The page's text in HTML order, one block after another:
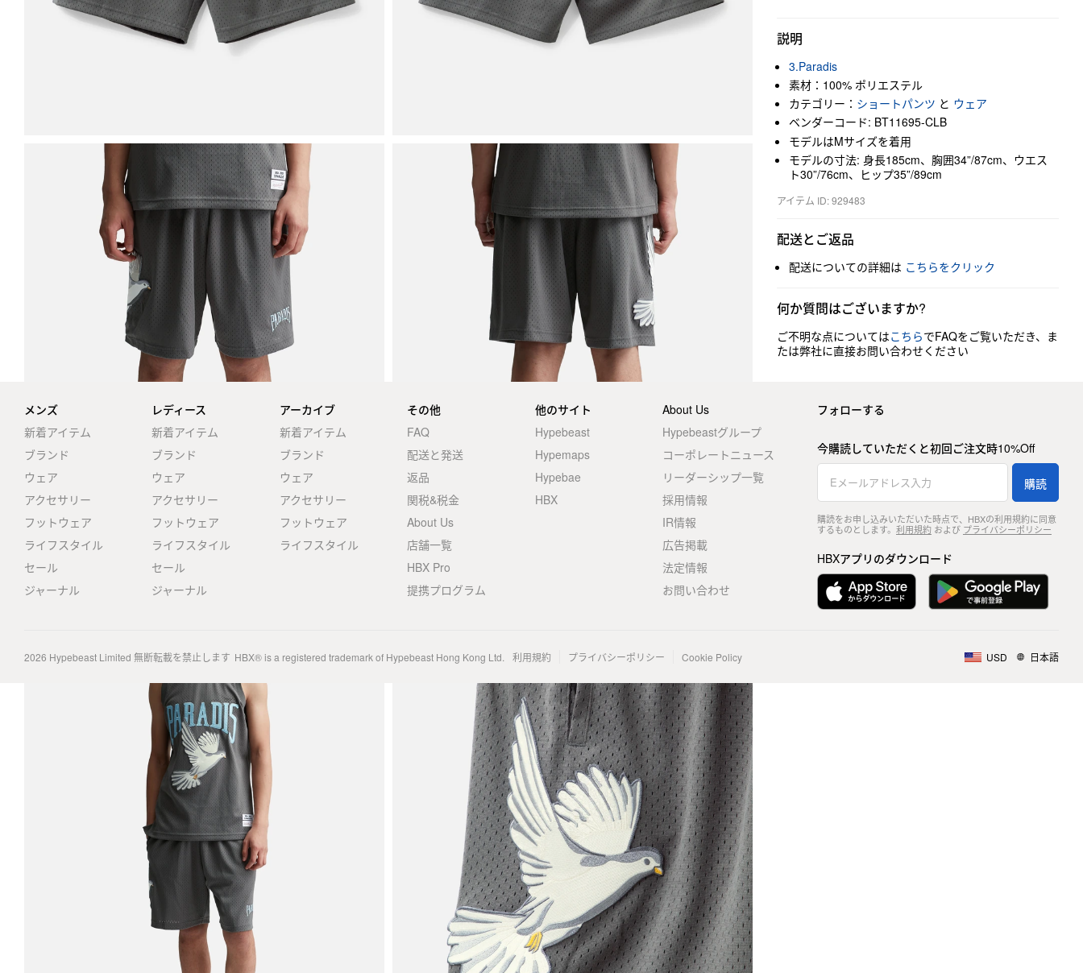
説明
3.Paradis
素材：100% ポリエステル
カテゴリー： ショートパンツ と ウェア
ベンダーコード: BT11695-CLB
モデルはMサイズを着用
モデルの寸法: 身長185cm、胸囲34”/87cm、ウエス
ト30”/76cm、ヒップ35”/89cm
アイテム ID: 929483
配送とご返品
配送についての詳細は こちらをクリック
何か質問はございますか?
ご不明な点についてはこちらでFAQをご覧いただき、ま
たは弊社に直接お問い合わせください
メンズ
新着アイテム
ブランド
ウェア
アクセサリー
フットウェア
ライフスタイル
セール
ジャーナル
レディース
新着アイテム
ブランド
ウェア
アクセサリー
フットウェア
ライフスタイル
セール
ジャーナル
アーカイブ
新着アイテム
ブランド
ウェア
アクセサリー
フットウェア
ライフスタイル
その他
FAQ
配送と発送
返品
関税&税金
About Us
店舗一覧
HBX Pro
提携プログラム
他のサイト
Hypebeast
Hypemaps
Hypebae
HBX
About Us
Hypebeastグループ
コーポレートニュース
リーダーシップ一覧
採用情報
IR情報
広告掲載
法定情報
お問い合わせ
フォローする
今購読していただくと初回ご注文時10%Off
購読
購読をお申し込みいただいた時点で、HBXの利用規約に同意
するものとします。 利用規約および プライバシーポリシー
HBXアプリのダウンロード
2026 Hypebeast Limited 無断転載を禁止します HBX® is a registered trademark of Hypebeast Hong Kong Ltd. 利用規約 プライバシーポリシー Cookie Policy USD 日本語